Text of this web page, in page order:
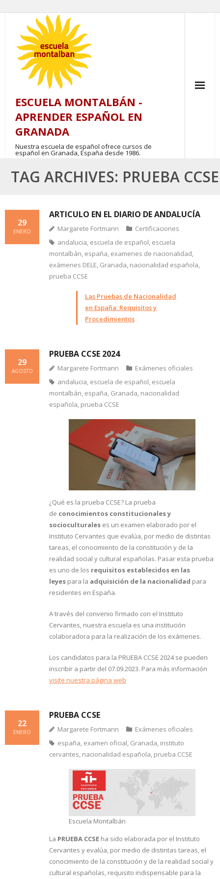
content
ESCUELA MONTALBÁN -
APRENDER ESPAÑOL EN
GRANADA
Nuestra escuela de español ofrece cursos de
español en Granada, España desde 1986.
TAG ARCHIVES: PRUEBA CCSE
ARTICULO EN EL DIARIO DE ANDALUCÍA
29
ENERO Margarete Fortmann
Certificaciones
andalucia, escuela de español, escuela
montalbán, españa, examenes de nacionalidad,
exámenes DELE, Granada, nacionalidad española,
prueba CCSE
Las Pruebas de Nacionalidad
en España: Requisitos y
Procedimientos
PRUEBA CCSE 2024
29
AGOSTO Margarete Fortmann
Exámenes oficiales
andalucia, escuela de español, escuela
montalbán, españa, Granada, nacionalidad
española, prueba CCSE
¿Qué es la prueba CCSE? La prueba
de conocimientos constitucionales y
socioculturales es un examen elaborado por el
Instituto Cervantes que evalúa, por medio de distintas
tareas, el conocimiento de la constitución y de la
realidad social y cultural españolas. Pasar esta prueba
es uno de los requisitos establecidos en las
leyes para la adquisición de la nacionalidad para
residentes en España.
A través del convenio firmado con el Instituto
Cervantes, nuestra escuela es una institución
colaboradora para la realización de los exámenes.
Los candidatos para la PRUEBA CCSE 2024 se pueden
inscribir a partir del 07.09.2023. Para más información
visite nuestra página web
PRUEBA CCSE
22
ENERO Margarete Fortmann
Exámenes oficiales
españa, examen oficial, Granada, instituto
cervantes, nacionalidad española, prueba CCSE
Escuela Montalbán
La PRUEBA CCSE ha sido elaborada por el Instituto
Cervantes y evalúa, por medio de distintas tareas, el
conocimiento de la constitución y de la realidad social y
cultural españolas, requisito indispensable para la